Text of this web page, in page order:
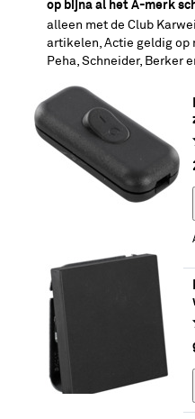
op bijna al het A-merk
alleen met de Club
artikelen, Actie geldig op
Peha, Schneider, Berker